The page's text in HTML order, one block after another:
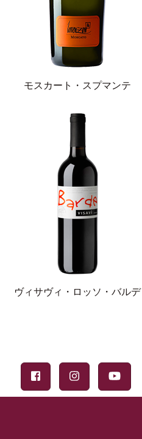
モスカート・スプマンテ
ヴィサヴィ・ロッソ・バルデ